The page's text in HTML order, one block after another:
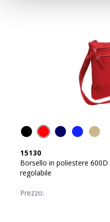
15130
Borsello in poliestere
regolabile
Prezzo: